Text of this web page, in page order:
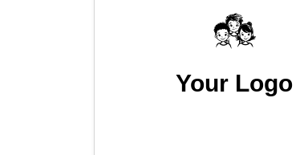
Your Logo